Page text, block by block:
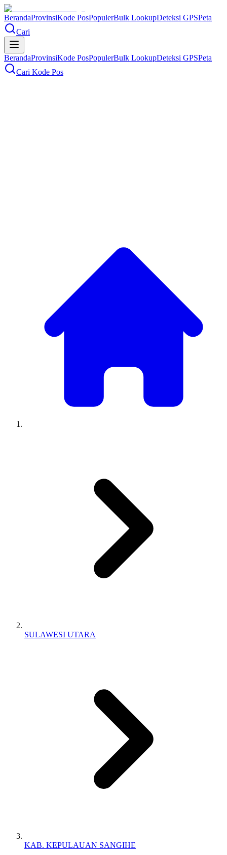
BerandaProvinsiKode PosPopulerBulk LookupDeteksi GPSPeta
Cari
BerandaProvinsiKode PosPopulerBulk LookupDeteksi GPSPeta
Cari Kode Pos
SULAWESI UTARA
KAB. KEPULAUAN SANGIHE